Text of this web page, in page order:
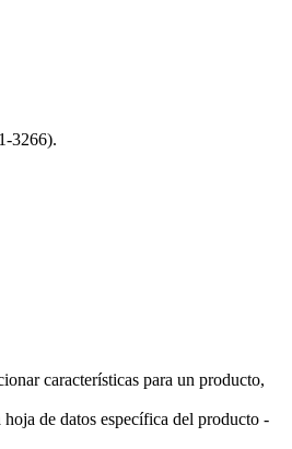
3266).
características para un producto,
de datos específica del producto -